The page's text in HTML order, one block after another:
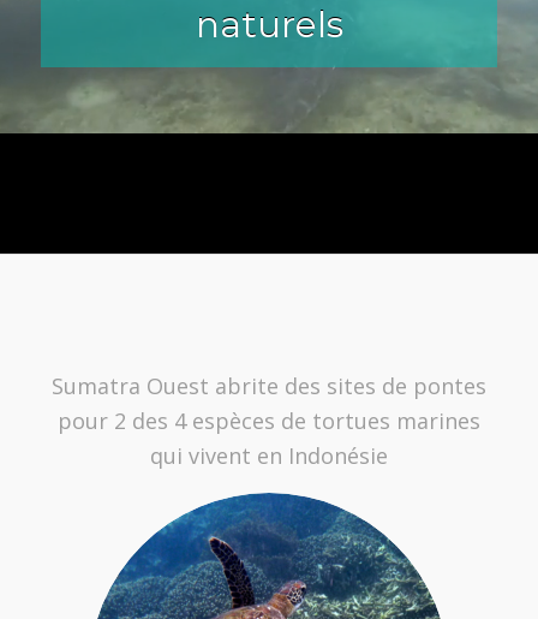
naturels
Sumatra Ouest abrite des sites de pontes
pour 2 des 4 espèces de tortues marines
qui vivent en Indonésie